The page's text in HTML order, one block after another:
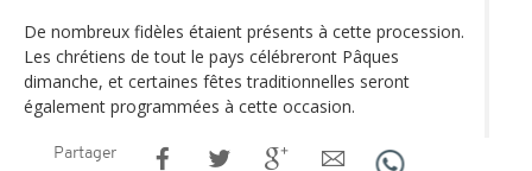
De nombreux fidèles étaient présents à cette procession.
Les chrétiens de tout le pays célébreront Pâques
dimanche, et certaines fêtes traditionnelles seront
également programmées à cette occasion.
Partager